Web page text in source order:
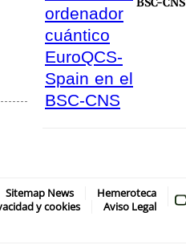
Sitemap News
Hemeroteca
y cookies
Aviso Legal